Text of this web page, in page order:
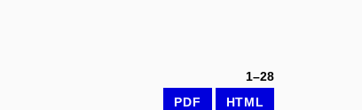
1–28
PDF HTML